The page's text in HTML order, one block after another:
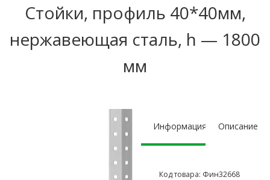
Стойки, профиль 40*40мм,
нержавеющая сталь, h — 1800
мм
Информация Описание
Код товара: Фин32668